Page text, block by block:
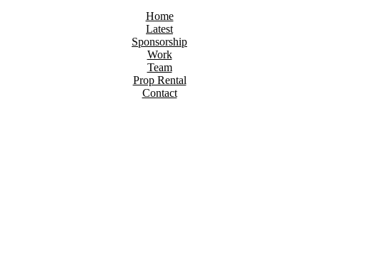
Home
Latest
Sponsorship
Work
Team
Prop Rental
Contact